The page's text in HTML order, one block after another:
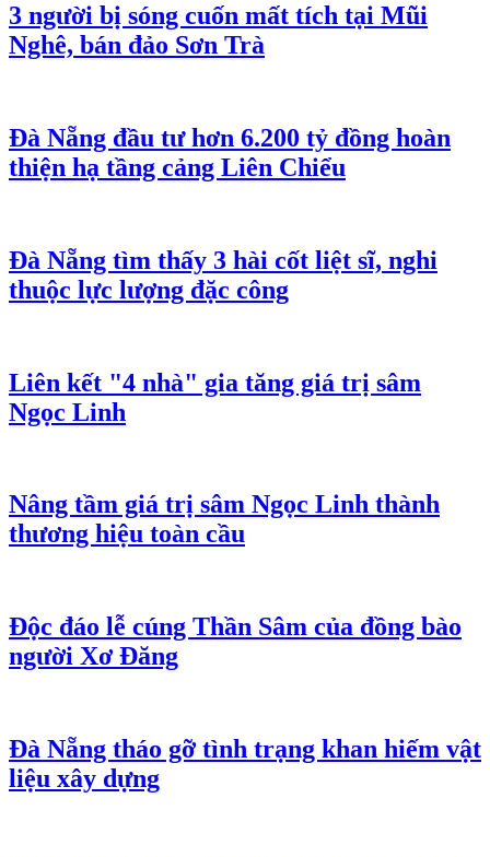
3 người bị sóng cuốn mất tích tại Mũi
Nghê, bán đảo Sơn Trà
Đà Nẵng đầu tư hơn 6.200 tỷ đồng hoàn
thiện hạ tầng cảng Liên Chiểu
Đà Nẵng tìm thấy 3 hài cốt liệt sĩ, nghi
thuộc lực lượng đặc công
Liên kết "4 nhà" gia tăng giá trị sâm
Ngọc Linh
Nâng tầm giá trị sâm Ngọc Linh thành
thương hiệu toàn cầu
Độc đáo lễ cúng Thần Sâm của đồng bào
người Xơ Đăng
Đà Nẵng tháo gỡ tình trạng khan hiếm vật
liệu xây dựng